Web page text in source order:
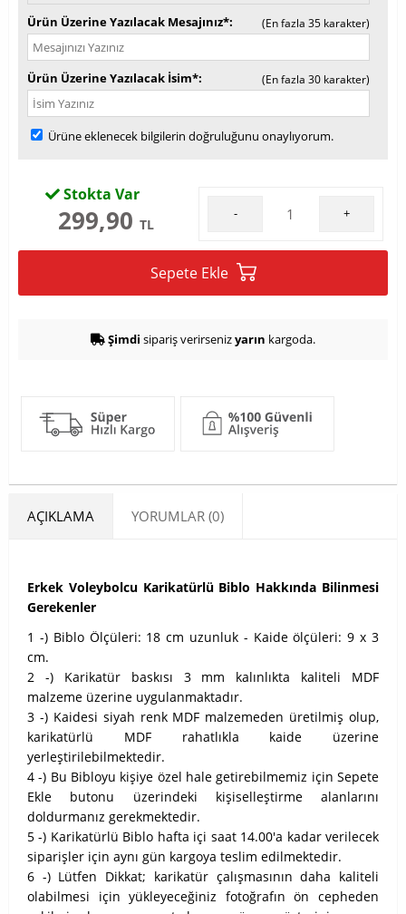
Ürün Üzerine Yazılacak Mesajınız* (En fazla 35 karakter)
Ürün Üzerine Yazılacak İsim* (En fazla 30 karakter)
Ürüne eklenecek bilgilerin doğruluğunu onaylıyorum.
Stokta Var
299,90 TL
- +
Sepete Ekle
Şimdi sipariş verirsenizyarın kargoda.
AÇIKLAMA YORUMLAR (0)
Erkek Voleybolcu Karikatürlü Biblo Hakkında Bilinmesi
Gerekenler
1 -) Biblo Ölçüleri: 18 cm uzunluk - Kaide ölçüleri: 9 x 3
cm.
2 -) Karikatür baskısı 3 mm kalınlıkta kaliteli MDF
malzeme üzerine uygulanmaktadır.
3 -) Kaidesi siyah renk MDF malzemeden üretilmiş olup,
karikatürlü MDF rahatlıkla kaide üzerine
yerleştirilebilmektedir.
4 -) Bu Bibloyu kişiye özel hale getirebilmemiz için Sepete
Ekle butonu üzerindeki kişiselleştirme alanlarını
doldurmanız gerekmektedir.
5 -) Karikatürlü Biblo hafta içi saat 14.00'a kadar verilecek
siparişler için aynı gün kargoya teslim edilmektedir.
6 -) Lütfen Dikkat; karikatür çalışmasının daha kaliteli
olabilmesi için yükleyeceğiniz fotoğrafın ön cepheden